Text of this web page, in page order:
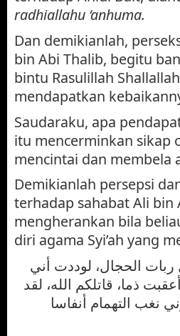
radhiallahu ‘anhuma.
Dan demikianlah,
bin Abi Thalib, begitu
bintu Rasulillah
mendapatkan
Saudaraku, apa
itu mencerminkan sikap
mencintai dan membela
Demikianlah persepsi
terhadap sahabat Ali bin
mengherankan bila
diri agama Syi’ah yang
ربات الحجال، لوددت أني
ذما، قاتلكم الله، لقد
نغب التهمام أنفاسا